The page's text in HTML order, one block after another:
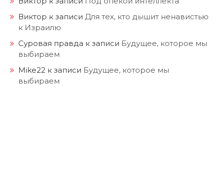
Виктор к записи Для тех, кто дышит ненавистью
к Израилю
Суровая правда к записи Будущее, которое мы
выбираем
Mike22 к записи Будущее, которое мы
выбираем